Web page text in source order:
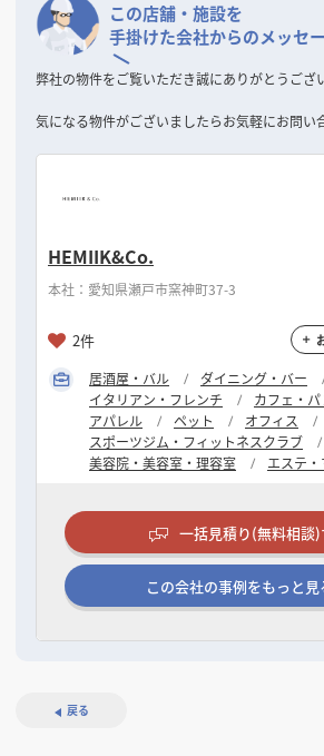
この店舗・施設を
手掛けた会社からのメッセ
弊社の物件をご覧いただき誠にありがとうござ
気になる物件がございましたらお気軽にお問い
HEMIIK&Co.
本社：愛知県瀬戸市窯神町37-3
2件
居酒屋・バル
ダイニング・バー
イタリアン・フレンチ
カフェ・
アパレル
ペット
オフィス
スポーツジム・フィットネスクラブ
美容院・美容室・理容室
エステ
一括見積り(無料相談)
この会社の事例をもっと見
戻る